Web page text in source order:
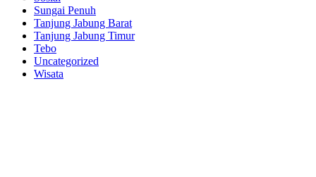
Sungai Penuh
Tanjung Jabung Barat
Tanjung Jabung Timur
Tebo
Uncategorized
Wisata